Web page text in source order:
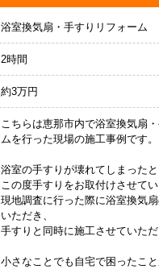
浴室換気扇・手すりリフォーム
2時間
約3万円
こちらは恵那市内で浴室換気扇
ムを行った現場の施工事例です。
浴室の手すりが壊れてしまったと
この度手すりをお取付けさせてい
現地調査に行った際に浴室換気
いただき、
手すりと同時に施工させていただ
小さなことでも自宅で困ったこと